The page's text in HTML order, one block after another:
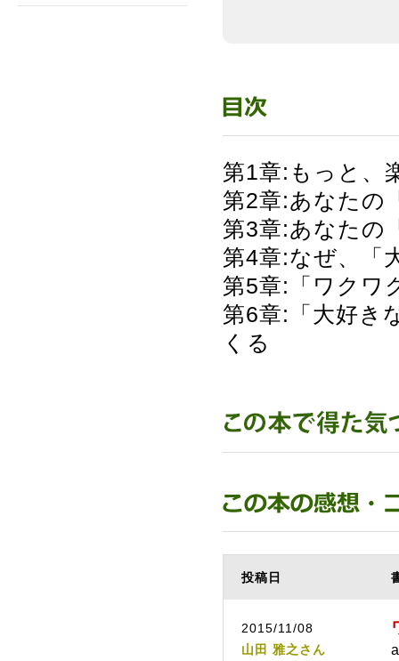
第1章:もっと、
第2章:あなたの
第3章:あなたの
第4章:なぜ、「
第5章:「ワクワ
第6章:「大好き
くる
投稿日
2015/11/08
山田 雅之さん